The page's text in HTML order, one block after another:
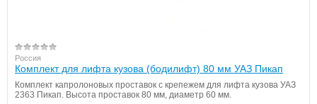
Россия
Комплект для лифта кузова (бодилифт) 80 мм УАЗ Пикап
Комплект капролоновых проставок с крепежем для лифта кузова УАЗ
2363 Пикап. Высота проставок 80 мм, диаметр 60 мм.